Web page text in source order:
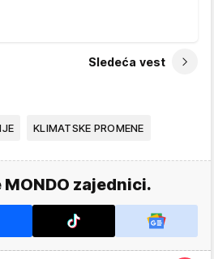
Sledeća vest
KLIMATSKE PROMENE
zajednici.